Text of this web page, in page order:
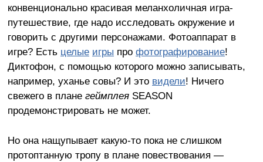
конвенционально красивая меланхоличная игра-
путешествие, где надо исследовать окружение и
говорить с другими персонажами. Фотоаппарат в
игре? Есть целые игры про фотографирование!
Диктофон, с помощью которого можно записывать,
например, уханье совы? И это видели! Ничего
свежего в плане геймплея SEASON
продемонстрировать не может.
Но она нащупывает какую-то пока не слишком
протоптанную тропу в плане повествования —